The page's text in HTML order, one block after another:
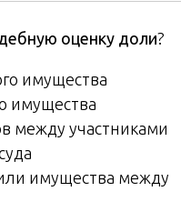
оценку доли?
имущества
имущества
между участниками
имущества между